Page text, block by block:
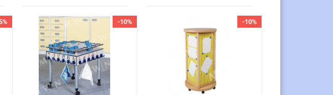
-10% -10%